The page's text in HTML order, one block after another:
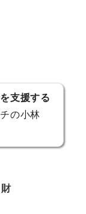
支援する
チの小林
財